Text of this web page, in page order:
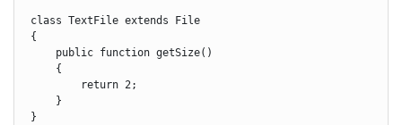
class TextFile extends File
{
    public function getSize()
    {
        return 2;
    }
}